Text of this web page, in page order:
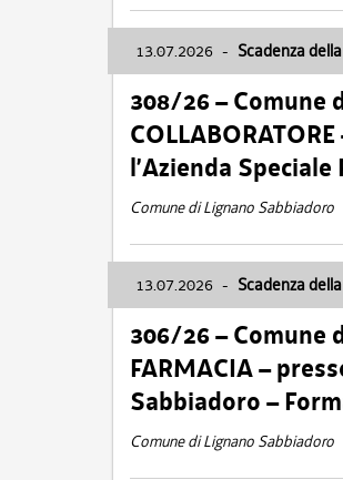
13.07.2026 - Scadenza
308/26 – Comune
l’Azienda
Comune di Lignano Sabbiadoro
13.07.2026 - Scadenza
306/26 – Comune
FARMACIA –
Sabbiadoro –
Comune di Lignano Sabbiadoro